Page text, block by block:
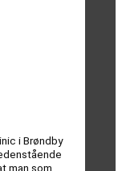
i Brøndby
man som